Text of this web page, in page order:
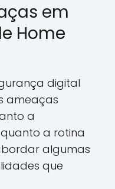
em
Home
digital
ameaças
a
a rotina
algumas
que